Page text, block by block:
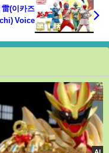
雷(이카즈
Voice